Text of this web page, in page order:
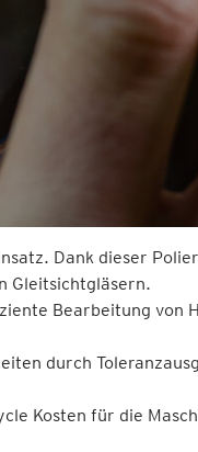
Dank dieser
Gleitsichtgläsern.
Bearbeitung von
durch
Kosten für die